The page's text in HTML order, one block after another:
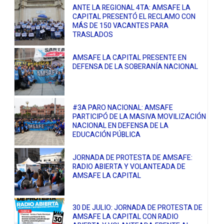
ANTE LA REGIONAL 4TA: AMSAFE LA
CAPITAL PRESENTÓ EL RECLAMO CON
MÁS DE 150 VACANTES PARA
TRASLADOS
AMSAFE LA CAPITAL PRESENTE EN
DEFENSA DE LA SOBERANÍA NACIONAL
#3A PARO NACIONAL: AMSAFE
PARTICIPÓ DE LA MASIVA MOVILIZACIÓN
NACIONAL EN DEFENSA DE LA
EDUCACIÓN PÚBLICA
JORNADA DE PROTESTA DE AMSAFE:
RADIO ABIERTA Y VOLANTEADA DE
AMSAFE LA CAPITAL
30 DE JULIO: JORNADA DE PROTESTA DE
AMSAFE LA CAPITAL CON RADIO